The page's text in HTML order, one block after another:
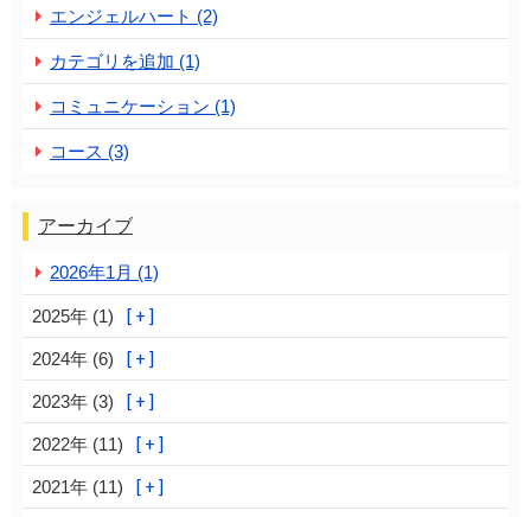
エンジェルハート (2)
カテゴリを追加 (1)
コミュニケーション (1)
コース (3)
アーカイブ
2026年1月 (1)
2025年 (1)
2024年 (6)
2023年 (3)
2022年 (11)
2021年 (11)